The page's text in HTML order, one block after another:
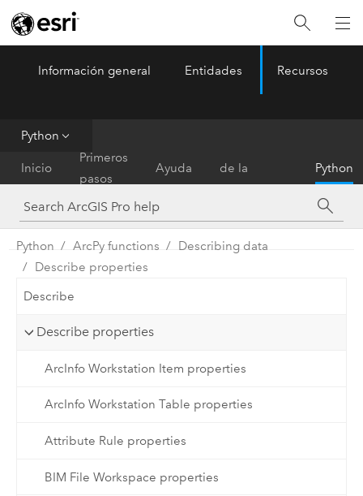
ArcGIS Pro Menu
Información general Entidades Recursos
Python
Inicio
Primeros
pasos
Ayuda
de la
herramienta
Python
Python ArcPy functions
Describing data
Describe properties
Describe
Describe properties
ArcInfo Workstation Item properties
ArcInfo Workstation Table properties
Attribute Rule properties
BIM File Workspace properties